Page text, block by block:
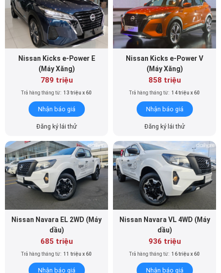
Nissan Kicks e-Power E
(Máy Xăng)
789 triệu
Trả hàng tháng từ: 13 triệu x 60
Nhận báo giá
Đăng ký lái thử
Nissan Kicks e-Power V
(Máy Xăng)
858 triệu
Trả hàng tháng từ: 14 triệu x 60
Nhận báo giá
Đăng ký lái thử
Nissan Navara EL 2WD (Máy
dầu)
685 triệu
Trả hàng tháng từ: 11 triệu x 60
Nhận báo giá
Nissan Navara VL 4WD (Máy
dầu)
936 triệu
Trả hàng tháng từ: 16 triệu x 60
Nhận báo giá